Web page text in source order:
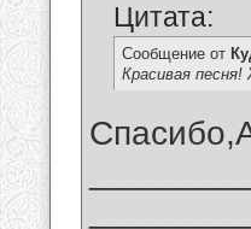
Цитата:
Сообщение от
Красивая песня!